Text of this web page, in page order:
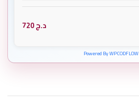
د.ج
Powered By WPCODFLOW